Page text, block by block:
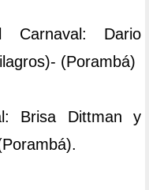
Carnaval: Dario
(Porambá)
Brisa Dittman y